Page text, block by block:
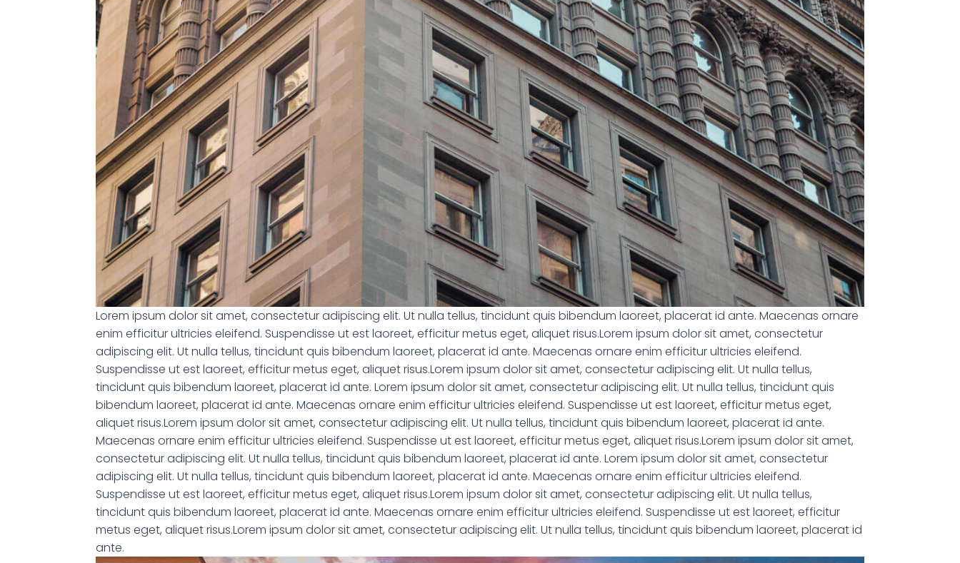
Lorem ipsum dolor sit amet, consectetur adipiscing elit. Ut nulla tellus, tincidunt quis bibendum laoreet, placerat id ante. Maecenas ornare
enim efficitur ultricies eleifend. Suspendisse ut est laoreet, efficitur metus eget, aliquet risus.Lorem ipsum dolor sit amet, consectetur
adipiscing elit. Ut nulla tellus, tincidunt quis bibendum laoreet, placerat id ante. Maecenas ornare enim efficitur ultricies eleifend.
Suspendisse ut est laoreet, efficitur metus eget, aliquet risus.Lorem ipsum dolor sit amet, consectetur adipiscing elit. Ut nulla tellus,
tincidunt quis bibendum laoreet, placerat id ante. Lorem ipsum dolor sit amet, consectetur adipiscing elit. Ut nulla tellus, tincidunt quis
bibendum laoreet, placerat id ante. Maecenas ornare enim efficitur ultricies eleifend. Suspendisse ut est laoreet, efficitur metus eget,
aliquet risus.Lorem ipsum dolor sit amet, consectetur adipiscing elit. Ut nulla tellus, tincidunt quis bibendum laoreet, placerat id ante.
Maecenas ornare enim efficitur ultricies eleifend. Suspendisse ut est laoreet, efficitur metus eget, aliquet risus.Lorem ipsum dolor sit amet,
consectetur adipiscing elit. Ut nulla tellus, tincidunt quis bibendum laoreet, placerat id ante. Lorem ipsum dolor sit amet, consectetur
adipiscing elit. Ut nulla tellus, tincidunt quis bibendum laoreet, placerat id ante. Maecenas ornare enim efficitur ultricies eleifend.
Suspendisse ut est laoreet, efficitur metus eget, aliquet risus.Lorem ipsum dolor sit amet, consectetur adipiscing elit. Ut nulla tellus,
tincidunt quis bibendum laoreet, placerat id ante. Maecenas ornare enim efficitur ultricies eleifend. Suspendisse ut est laoreet, efficitur
metus eget, aliquet risus.Lorem ipsum dolor sit amet, consectetur adipiscing elit. Ut nulla tellus, tincidunt quis bibendum laoreet, placerat id
ante.